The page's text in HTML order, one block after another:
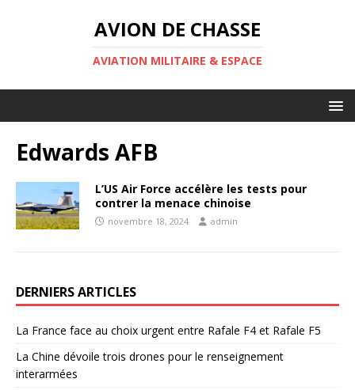
AVION DE CHASSE
AVIATION MILITAIRE & ESPACE
Edwards AFB
L’US Air Force accélère les tests pour
contrer la menace chinoise
novembre 18, 2024 admin
DERNIERS ARTICLES
La France face au choix urgent entre Rafale F4 et Rafale F5
La Chine dévoile trois drones pour le renseignement
interarmées